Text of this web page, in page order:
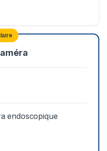
endoscopique